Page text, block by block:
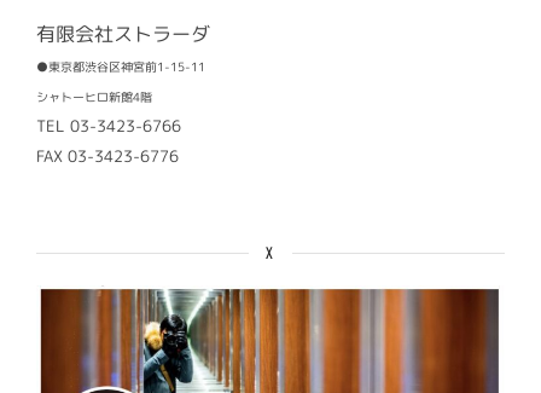
有限会社ストラーダ
●東京都渋谷区神宮前1-15-11
シャトーヒロ新館4階
TEL 03-3423-6766
FAX 03-3423-6776
X